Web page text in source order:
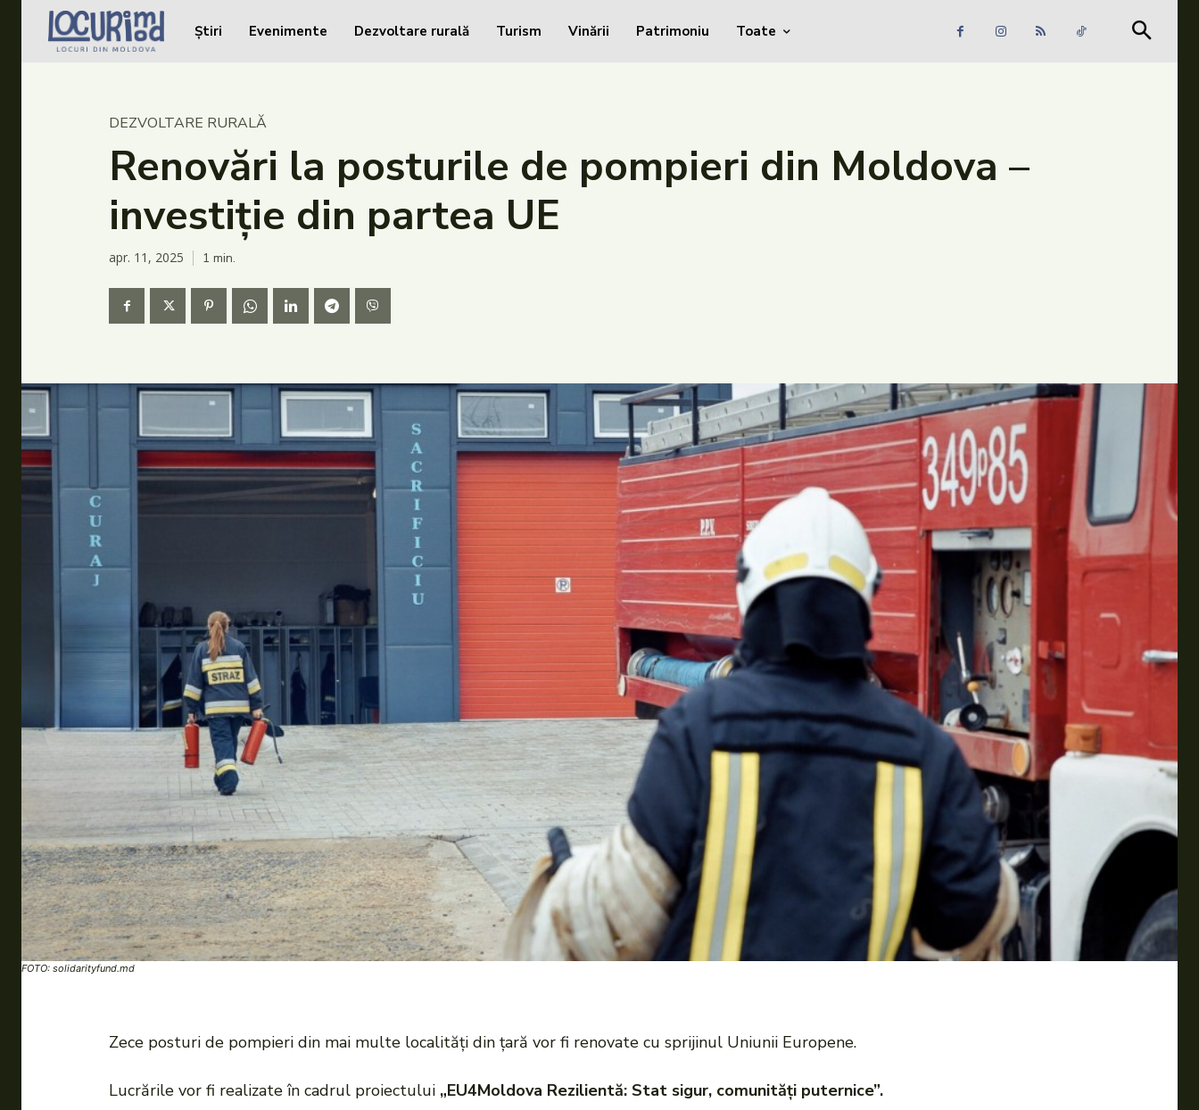
Caută în site...
Caută în site... Căutare
Dezvoltare rurală
Turism
Vinării
Patrimoniu
Produs Acasă
Știri Evenimente Dezvoltare rurală Turism Vinării Patrimoniu Toate
DEZVOLTARE RURALĂ
Renovări la posturile de pompieri din Moldova –
investiție din partea UE
apr. 11, 2025 1 min.
FOTO: solidarityfund.md
Zece posturi de pompieri din mai multe localități din țară vor fi renovate cu sprijinul Uniunii Europene.
Lucrările vor fi realizate în cadrul proiectului „EU4Moldova Rezilientă: Stat sigur, comunități puternice”.